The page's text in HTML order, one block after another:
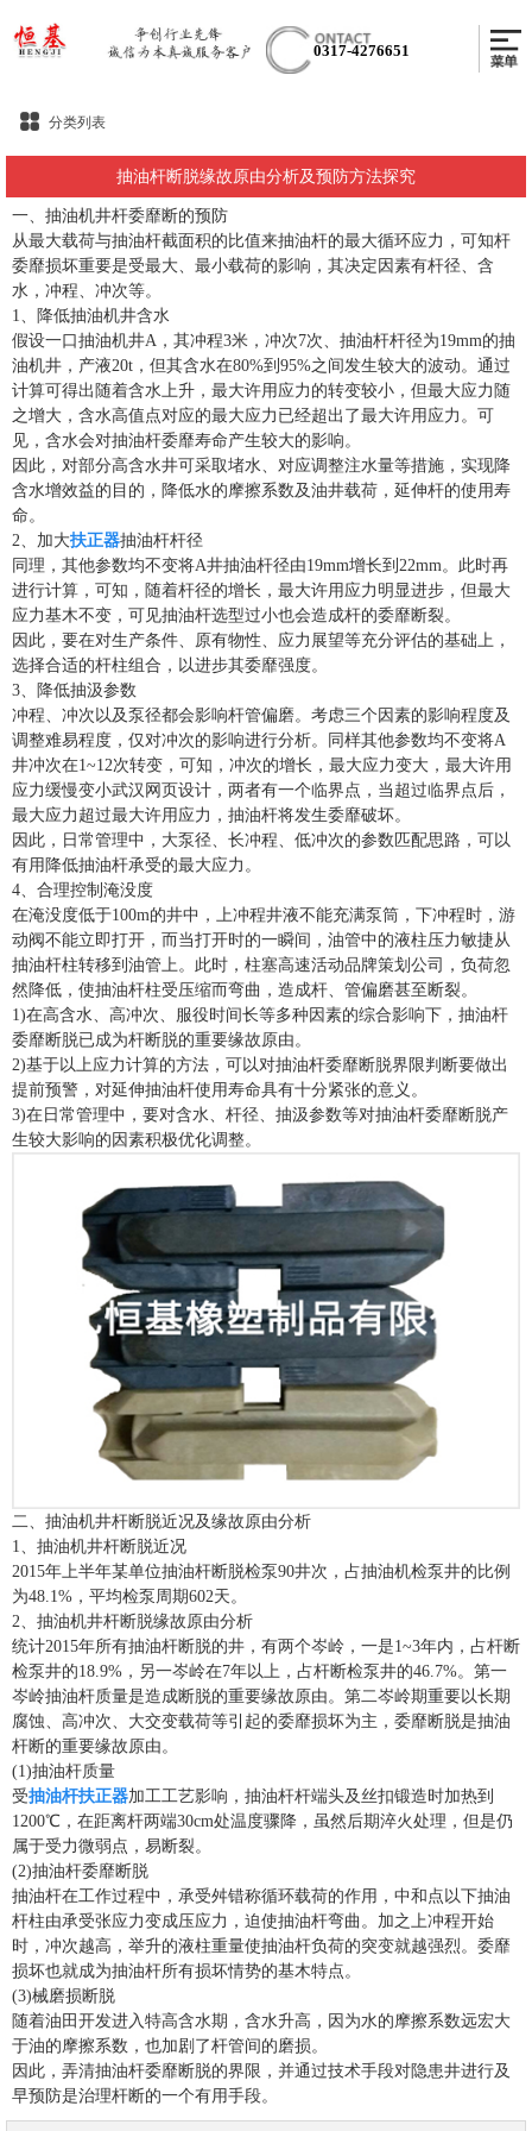
0317-4276651
分类列表
抽油杆断脱缘故原由分析及预防方法探究
一、抽油机井杆委靡断的预防
从最大载荷与抽油杆截面积的比值来抽油杆的最大循环应力，可知杆
委靡损坏重要是受最大、最小载荷的影响，其决定因素有杆径、含
水，冲程、冲次等。
1、降低抽油机井含水
假设一口抽油机井A，其冲程3米，冲次7次、抽油杆杆径为19mm的抽
油机井，产液20t，但其含水在80%到95%之间发生较大的波动。通过
计算可得出随着含水上升，最大许用应力的转变较小，但最大应力随
之增大，含水高值点对应的最大应力已经超出了最大许用应力。可
见，含水会对抽油杆委靡寿命产生较大的影响。
因此，对部分高含水井可采取堵水、对应调整注水量等措施，实现降
含水增效益的目的，降低水的摩擦系数及油井载荷，延伸杆的使用寿
命。
2、加大扶正器抽油杆杆径
同理，其他参数均不变将A井抽油杆径由19mm增长到22mm。此时再
进行计算，可知，随着杆径的增长，最大许用应力明显进步，但最大
应力基木不变，可见抽油杆选型过小也会造成杆的委靡断裂。
因此，要在对生产条件、原有物性、应力展望等充分评估的基础上，
选择合适的杆柱组合，以进步其委靡强度。
3、降低抽汲参数
冲程、冲次以及泵径都会影响杆管偏磨。考虑三个因素的影响程度及
调整难易程度，仅对冲次的影响进行分析。同样其他参数均不变将A
井冲次在1~12次转变，可知，冲次的增长，最大应力变大，最大许用
应力缓慢变小武汉网页设计，两者有一个临界点，当超过临界点后，
最大应力超过最大许用应力，抽油杆将发生委靡破坏。
因此，日常管理中，大泵径、长冲程、低冲次的参数匹配思路，可以
有用降低抽油杆承受的最大应力。
4、合理控制淹没度
在淹没度低于100m的井中，上冲程井液不能充满泵筒，下冲程时，游
动阀不能立即打开，而当打开时的一瞬间，油管中的液柱压力敏捷从
抽油杆柱转移到油管上。此时，柱塞高速活动品牌策划公司，负荷忽
然降低，使抽油杆柱受压缩而弯曲，造成杆、管偏磨甚至断裂。
1)在高含水、高冲次、服役时间长等多种因素的综合影响下，抽油杆
委靡断脱已成为杆断脱的重要缘故原由。
2)基于以上应力计算的方法，可以对抽油杆委靡断脱界限判断要做出
提前预警，对延伸抽油杆使用寿命具有十分紧张的意义。
3)在日常管理中，要对含水、杆径、抽汲参数等对抽油杆委靡断脱产
生较大影响的因素积极优化调整。
二、抽油机井杆断脱近况及缘故原由分析
1、抽油机井杆断脱近况
2015年上半年某单位抽油杆断脱检泵90井次，占抽油机检泵井的比例
为48.1%，平均检泵周期602天。
2、抽油机井杆断脱缘故原由分析
统计2015年所有抽油杆断脱的井，有两个岑岭，一是1~3年内，占杆断
检泵井的18.9%，另一岑岭在7年以上，占杆断检泵井的46.7%。第一
岑岭抽油杆质量是造成断脱的重要缘故原由。第二岑岭期重要以长期
腐蚀、高冲次、大交变载荷等引起的委靡损坏为主，委靡断脱是抽油
杆断的重要缘故原由。
(1)抽油杆质量
受抽油杆扶正器加工工艺影响，抽油杆杆端头及丝扣锻造时加热到
1200℃，在距离杆两端30cm处温度骤降，虽然后期淬火处理，但是仍
属于受力微弱点，易断裂。
(2)抽油杆委靡断脱
抽油杆在工作过程中，承受舛错称循环载荷的作用，中和点以下抽油
杆柱由承受张应力变成压应力，迫使抽油杆弯曲。加之上冲程开始
时，冲次越高，举升的液柱重量使抽油杆负荷的突变就越强烈。委靡
损坏也就成为抽油杆所有损坏情势的基木特点。
(3)械磨损断脱
随着油田开发进入特高含水期，含水升高，因为水的摩擦系数远宏大
于油的摩擦系数，也加剧了杆管间的磨损。
因此，弄清抽油杆委靡断脱的界限，并通过技术手段对隐患井进行及
早预防是治理杆断的一个有用手段。